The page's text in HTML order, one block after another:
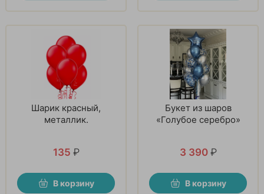
Шарик красный,
металлик.
135 ₽
В корзину
Букет из шаров
«Голубое серебро»
3 390 ₽
В корзину